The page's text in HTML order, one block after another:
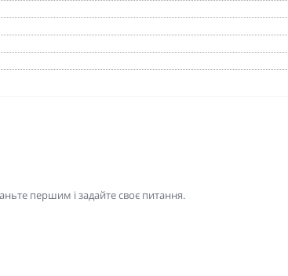
першим і задайте своє питання.